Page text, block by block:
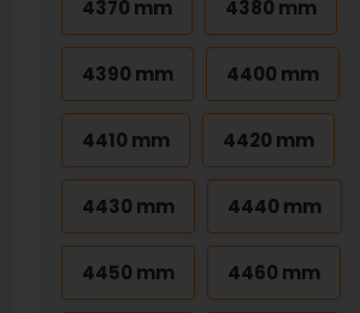
4370 mm 4380 mm
4390 mm 4400 mm
4410 mm 4420 mm
4430 mm 4440 mm
4450 mm 4460 mm